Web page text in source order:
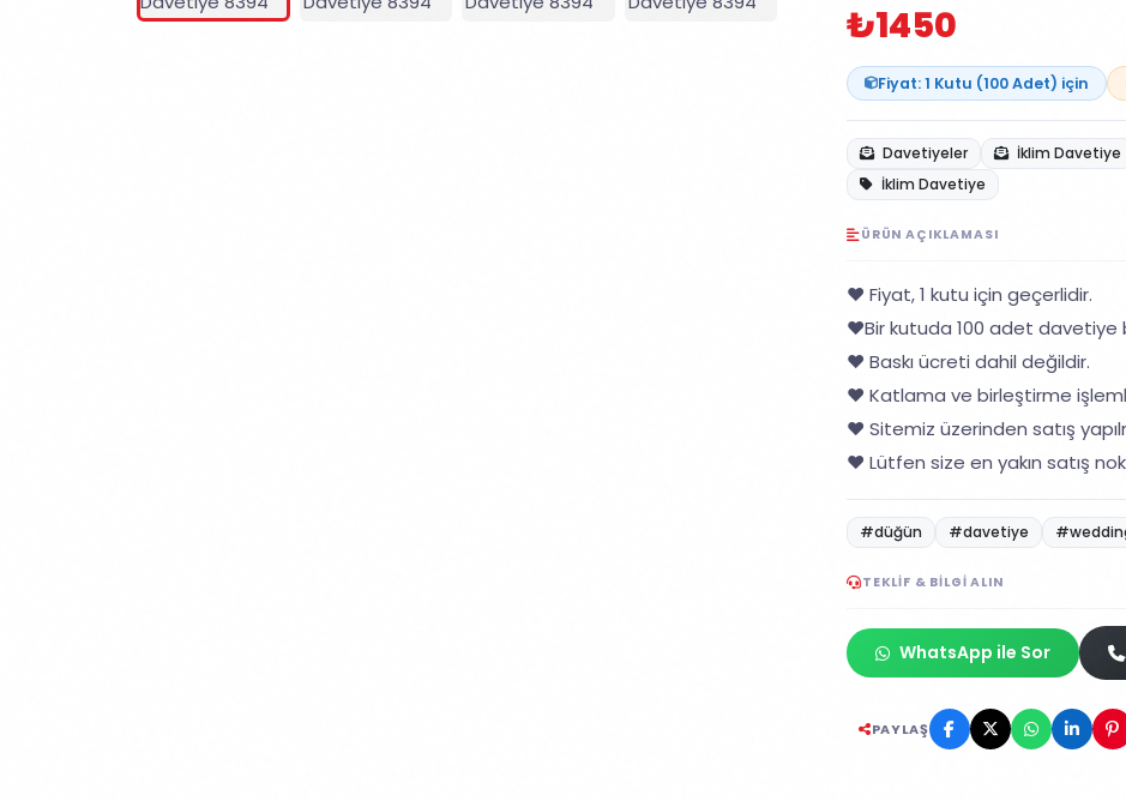
₺1450
Fiyat: 1 Kutu (100 Adet) için
Davetiyeler İklim Davetiye
İklim Davetiye
ÜRÜN AÇIKLAMASI
❤️ Fiyat, 1 kutu için geçerlidir.
❤️Bir kutuda 100 adet davetiye
❤️ Baskı ücreti dahil değildir.
❤️ Katlama ve birleştirme
❤️ Sitemiz üzerinden satış
❤️ Lütfen size en yakın satış
#düğün #davetiye
TEKLIF & BILGI ALIN
WhatsApp ile Sor
PAYLAŞ